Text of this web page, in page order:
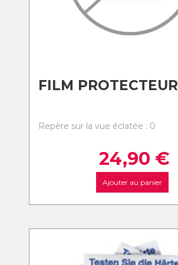
FILM PROTECTEUR
Repère sur la vue éclatée : 0
24,90 €
Ajouter au panier